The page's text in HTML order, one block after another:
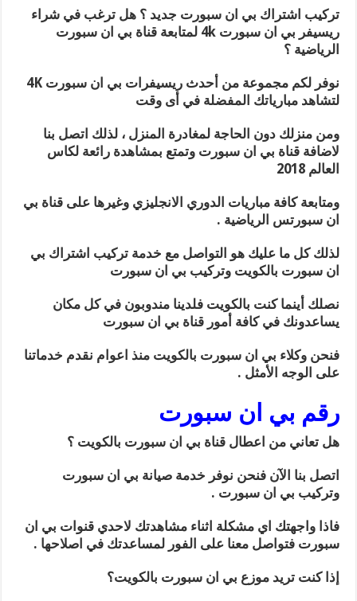
تركيب اشتراك بي ان سبورت جديد ؟ هل ترغب في شراء
ريسيفر بي ان سبورت 4k لمتابعة قناة بي ان سبورت
الرياضية ؟
لتشاهد مبارياتك المفضلة في أى وقت
ومن منزلك دون الحاجة لمغادرة المنزل ، لذلك اتصل بنا
لاضافة قناة بي ان سبورت وتمتع بمشاهدة رائعة لكاس
العالم 2018
ومتابعة كافة مباريات الدوري الانجليزي وغيرها على قناة بي
ان سبورتس الرياضية .
لذلك كل ما عليك هو التواصل مع خدمة تركيب اشتراك بي
ان سبورت بالكويت وتركيب بي ان سبورت
نصلك أينما كنت بالكويت فلدينا مندوبون في كل مكان
يساعدونك في كافة أمور قناة بي ان سبورت
فنحن وكلاء بي ان سبورت بالكويت منذ اعوام نقدم خدماتنا
على الوجه الأمثل .
رقم بي ان سبورت
هل تعاني من اعطال قناة بي ان سبورت بالكويت ؟
اتصل بنا الآن فنحن نوفر خدمة صيانة بي ان سبورت
وتركيب بي ان سبورت .
فاذا واجهتك اي مشكلة اثناء مشاهدتك لاحدي قنوات بي ان
سبورت فتواصل معنا على الفور لمساعدتك في اصلاحها .
إذا كنت تريد موزع بي ان سبورت بالكويت؟